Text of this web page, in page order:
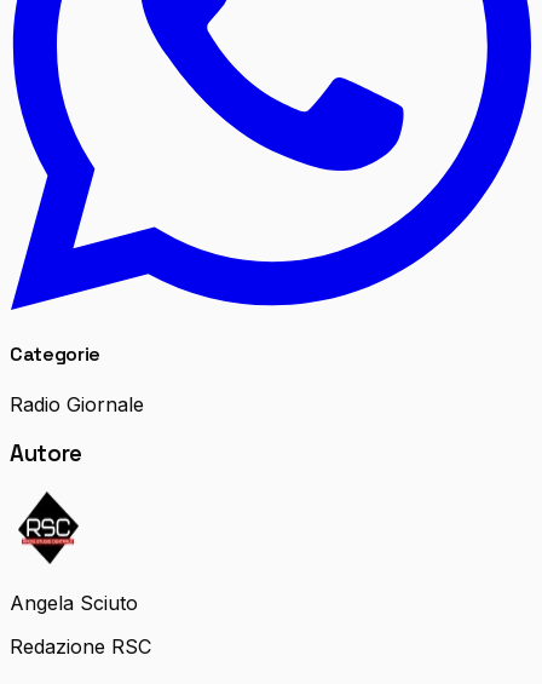
Categorie
Radio Giornale
Autore
Angela Sciuto
Redazione RSC